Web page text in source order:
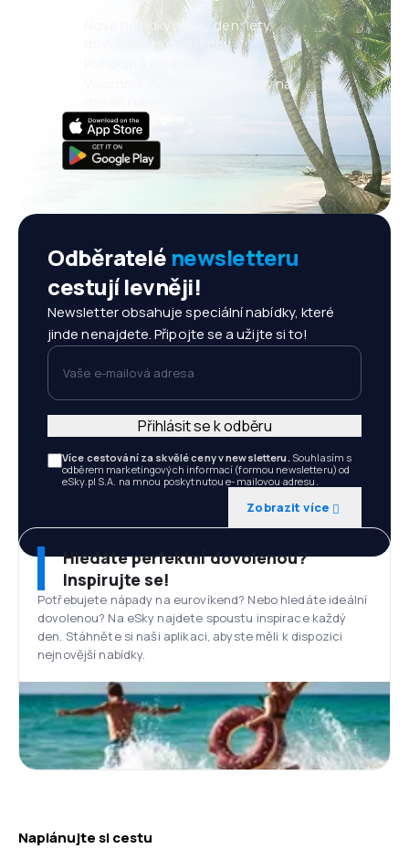
I received a
airport, which
intended to
tried to buy a
it had expired
a passenger, I
information,
employees,
informed
Nové nabídky každý den: lety,
dovolené, eurovíkendy
Všechno, na čem záleží, vždy na
Odběratelé newsletteru
cestují levněji!
Newsletter obsahuje speciální nabídky, které
jinde nenajdete. Připojte se a užijte si to!
Vaše e-mailová adresa
Více cestování za skvělé ceny v newsletteru. Souhlasím s
odběrem marketingových informací (formou newsletteru) od
eSky.pl S.A. na mnou poskytnutou e-mailovou adresu.
Zobrazit více
Přihlásit se k odběru
Hledáte perfektní dovolenou?
Inspirujte se!
Potřebujete nápady na eurovíkend? Nebo hledáte ideální
dovolenou? Na eSky najdete spoustu inspirace každý
den. Stáhněte si naši aplikaci, abyste měli k dispozici
nejnovější nabídky.
Naplánujte si cestu